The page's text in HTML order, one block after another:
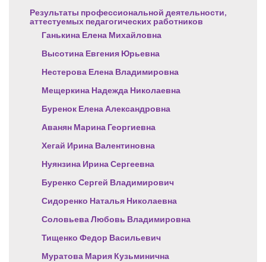
Результаты профессиональной деятельности,
аттестуемых педагогических работников
Ганькина Елена Михайловна
Высотина Евгения Юрьевна
Нестерова Елена Владимировна
Мещеркина Надежда Николаевна
Буренок Елена Александровна
Аванян Марина Георгиевна
Хегай Ирина Валентиновна
Нуянзина Ирина Сергеевна
Буренко Сергей Владимирович
Сидоренко Наталья Николаевна
Соловьева Любовь Владимировна
Тищенко Федор Васильевич
Муратова Мария Кузьминична